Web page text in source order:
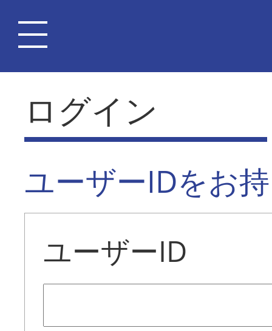
ログイン
ユーザーIDをお
ユーザーID